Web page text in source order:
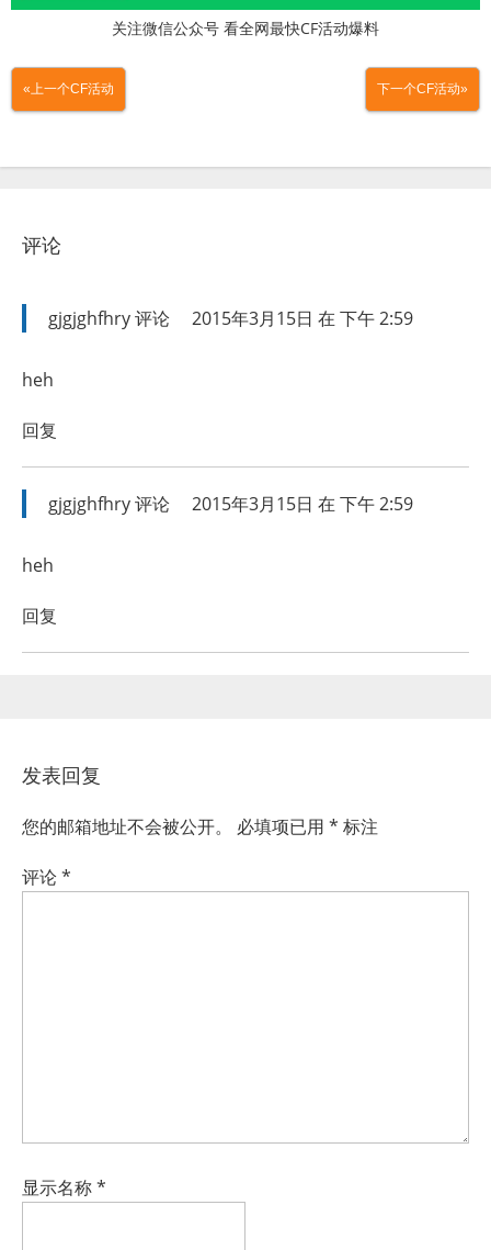
关注微信公众号 看全网最快CF活动爆料
«上一个CF活动 下一个CF活动»
评论
gjgjghfhry评论 2015年3月15日 在 下午 2:59
heh
回复
gjgjghfhry评论 2015年3月15日 在 下午 2:59
heh
回复
发表回复
您的邮箱地址不会被公开。 必填项已用 * 标注
评论*
显示名称*